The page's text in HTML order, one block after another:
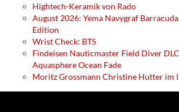
Hightech-Keramik von Rado
August 2026: Yema Navygraf
Edition
Wrist Check: BTS
Findeisen Nauticmaster Field Diver
Aquasphere Ocean Fade
Moritz Grossmann Christine Hutter im